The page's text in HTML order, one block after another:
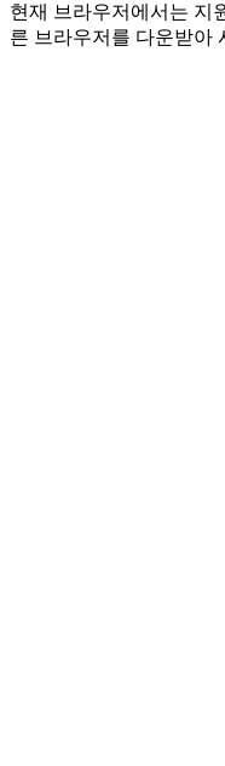
현재 브라우저에서는 지
른 브라우저를 다운받아